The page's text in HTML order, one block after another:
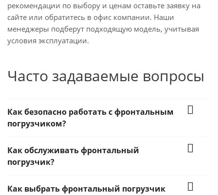
рекомендации по выбору и ценам оставьте заявку на
сайте или обратитесь в офис компании. Наши
менеджеры подберут подходящую модель, учитывая
условия эксплуатации.
Часто задаваемые вопросы
Как безопасно работать с фронтальным
погрузчиком?
Как обслуживать фронтальный
погрузчик?
Как выбрать фронтальный погрузчик